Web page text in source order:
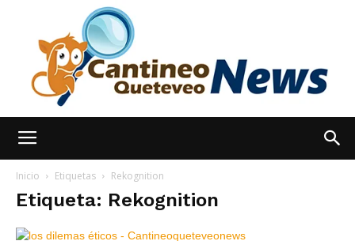
Inicio Etiquetas Rekognition
Etiqueta: Rekognition